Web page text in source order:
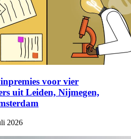
voor vier
uit Leiden, Nijmegen,
2026